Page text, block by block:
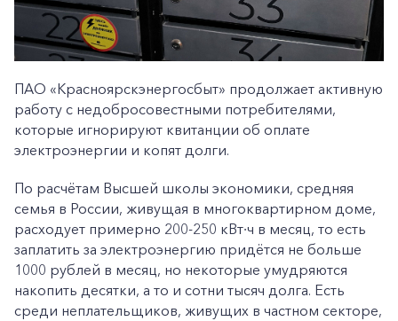
ПАО «Красноярскэнергосбыт» продолжает активную
работу с недобросовестными потребителями,
которые игнорируют квитанции об оплате
электроэнергии и копят долги.
По расчётам Высшей школы экономики, средняя
семья в России, живущая в многоквартирном доме,
расходует примерно 200-250 кВт∙ч в месяц, то есть
заплатить за электроэнергию придётся не больше
1000 рублей в месяц, но некоторые умудряются
накопить десятки, а то и сотни тысяч долга. Есть
среди неплательщиков, живущих в частном секторе,